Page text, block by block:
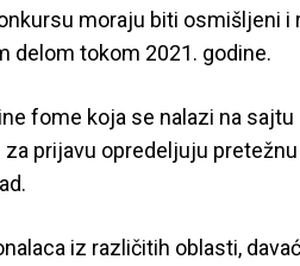
moraju biti osmišljeni i
delom tokom 2021. godine.
fome koja se nalazi na sajtu
za prijavu opredeljuju
iz različitih oblasti,